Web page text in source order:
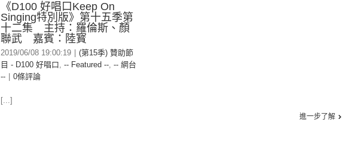
《D100 好唱口Keep On
Singing特別版》第十五季第
十二集 主持：羅倫斯、顏
聯武 嘉賓：陸寳
2019/06/08 19:00:19
(第15季) 贊助節
目 - D100 好唱口, -- Featured --, -- 網台
--
0條評論
[...]
進一步了解